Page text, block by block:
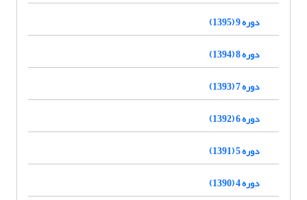
دوره 9 (1395)
دوره 8 (1394)
دوره 7 (1393)
دوره 6 (1392)
دوره 5 (1391)
دوره 4 (1390)